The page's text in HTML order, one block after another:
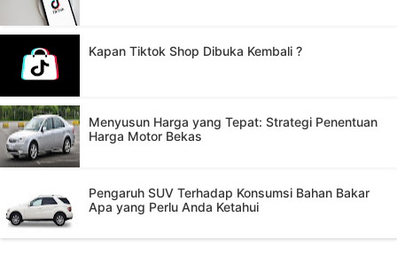
Kapan Tiktok Shop Dibuka Kembali ?
Menyusun Harga yang Tepat: Strategi Penentuan
Harga Motor Bekas
Pengaruh SUV Terhadap Konsumsi Bahan Bakar
Apa yang Perlu Anda Ketahui